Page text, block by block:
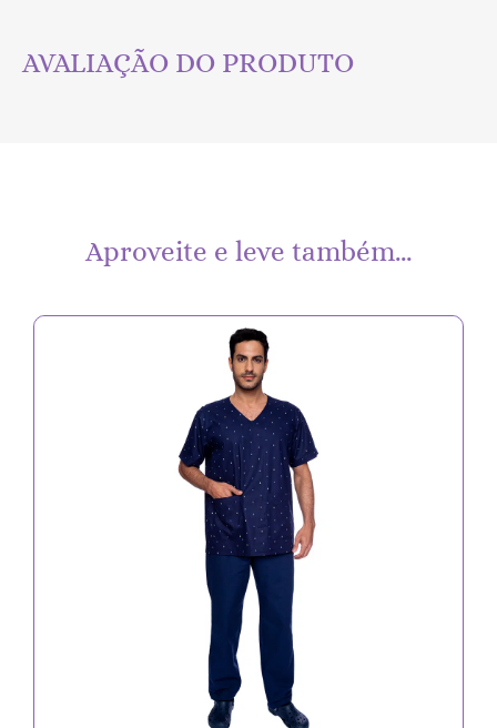
AVALIAÇÃO DO PRODUTO
Aproveite e leve também…